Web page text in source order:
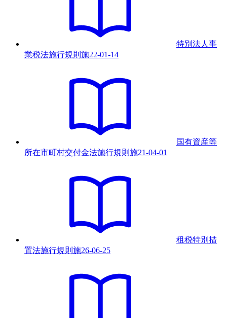
特別法人事
業税法施行規則 施22-01-14
国有資産等
所在市町村交付金法施行規則 施21-04-01
租税特別措
置法施行規則 施26-06-25